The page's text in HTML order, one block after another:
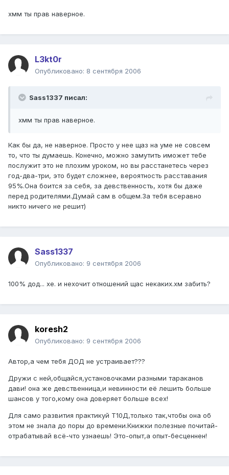
хмм ты прав наверное.
L3kt0r
Опубликовано: 8 сентября 2006
Sass1337 писал:
хмм ты прав наверное.
Как бы да, не наверное. Просто у нее щаз на уме не совсем
то, что ты думаешь. Конечно, можно замутить иможет тебе
послужит это не плохим уроком, но вы расстанетесь через
год-два-три, это будет сложнее, вероятность расставания
95%.Она боится за себя, за девственность, хотя бы даже
перед родителями.Думай сам в общем.За тебя всеравно
никто ничего не решит)
Sass1337
Опубликовано: 9 сентября 2006
100% дод... хе. и нехочит отношений щас некаких.хм забить?
koresh2
Опубликовано: 9 сентября 2006
Автор,а чем тебя ДОД не устраивает???
Дружи с ней,общайся,установочками разными тараканов
дави! она же девственница,и невинности её лешить больше
шансов у того,кому она доверяет больше всех!
Для само развития практикуй Т10Д,только так,чтобы она об
этом не знала до поры до времени.Книжки полезные почитай-
отрабатывай всё-что узнаешь! Это-опыт,а опыт-бесценнен!